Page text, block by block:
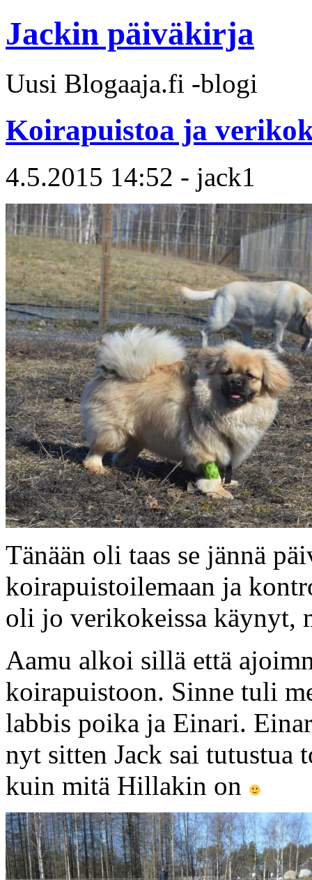
Jackin päiväkirja
Uusi Blogaaja.fi -blogi
Koirapuistoa ja
4.5.2015 14:52 - jack1
Tänään oli taas se jännä
koirapuistoilemaan ja
oli jo verikokeissa käynyt,
Aamu alkoi sillä että
koirapuistoon. Sinne tuli
labbis poika ja Einari.
nyt sitten Jack sai tutustua
kuin mitä Hillakin on